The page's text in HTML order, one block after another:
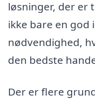
løsninger, der er
ikke bare en god
nødvendighed,
den bedste
Der er flere